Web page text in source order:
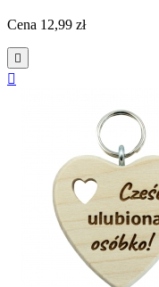
Cena 12,99 zł

